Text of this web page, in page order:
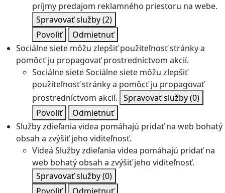
príjmy predajom reklamného priestoru na webe.
Spravovať služby(2)
Povoliť
Odmietnuť
Sociálne siete môžu zlepšiť použiteľnosť stránky a
pomôcť ju propagovať prostredníctvom akcií.
Sociálne sieteSociálne siete môžu zlepšiť
použiteľnosť stránky a pomôcť ju propagovať
prostredníctvom akcií. Spravovať služby(0)
Povoliť
Odmietnuť
Služby zdieľania videa pomáhajú pridať na web bohatý
obsah a zvýšiť jeho viditeľnosť.
Videá Služby zdieľania videa pomáhajú pridať na
web bohatý obsah a zvýšiť jeho viditeľnosť.
Spravovať služby(0)